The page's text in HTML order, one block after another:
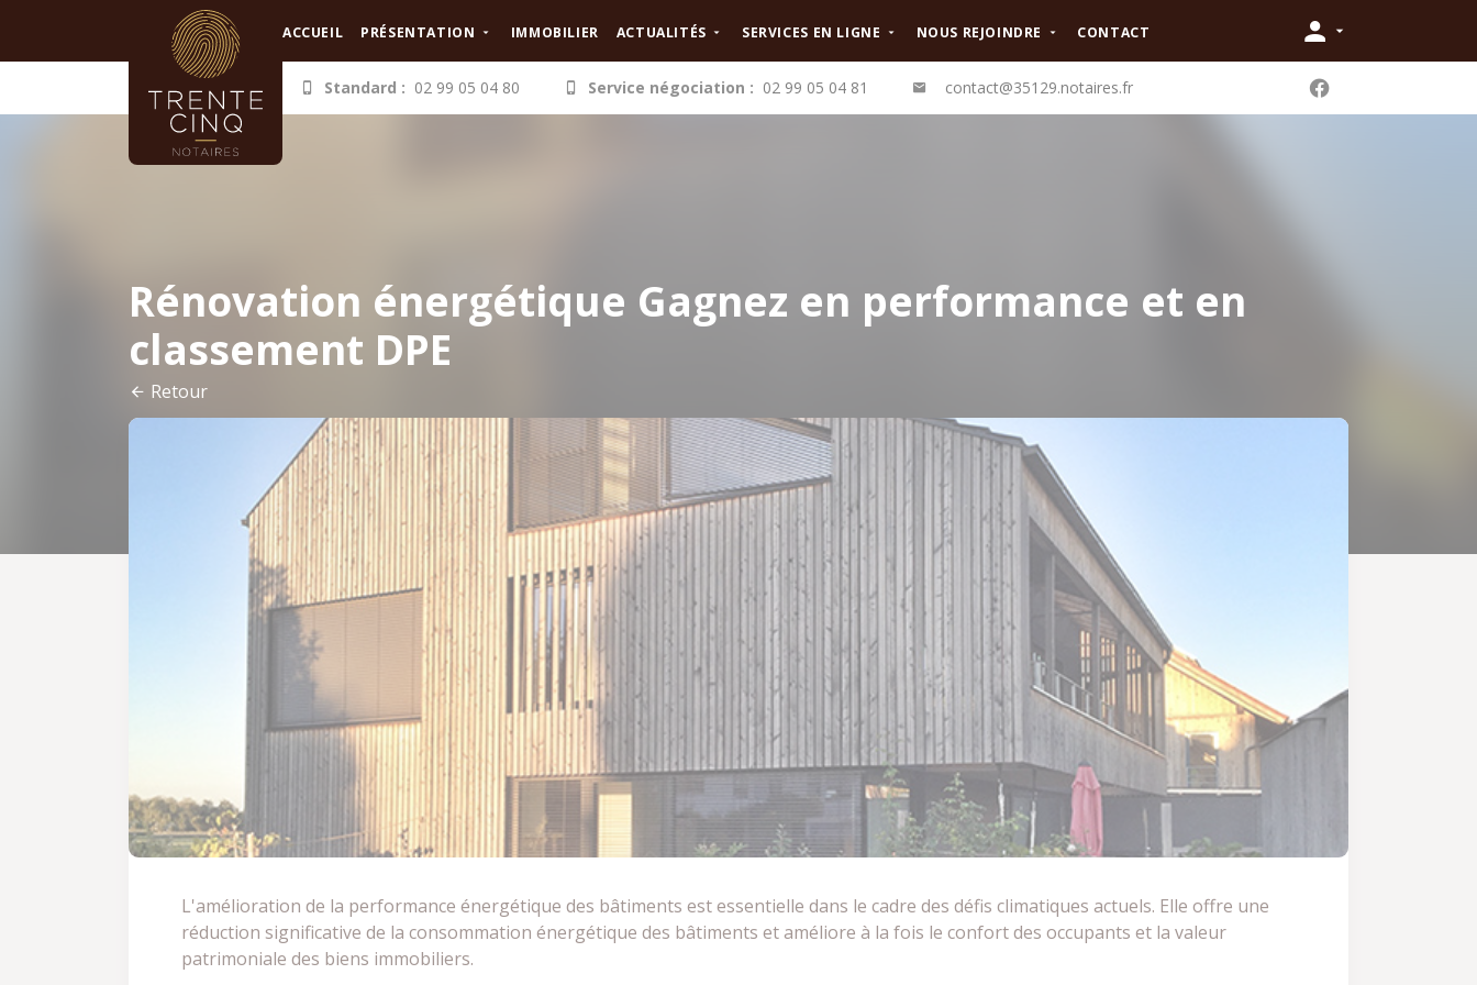
ACCUEIL PRÉSENTATION IMMOBILIER ACTUALITÉS SERVICES EN LIGNE NOUS REJOINDRE CONTACT
Standard : 02 99 05 04 80 Service négociation : 02 99 05 04 81 contact@35129.notaires.fr
Rénovation énergétique Gagnez en performance et en
classement DPE
Retour
L'amélioration de la performance énergétique des bâtiments est essentielle dans le cadre des défis climatiques actuels. Elle offre une
réduction significative de la consommation énergétique des bâtiments et améliore à la fois le confort des occupants et la valeur
patrimoniale des biens immobiliers.
Panneau de gestion des cookies